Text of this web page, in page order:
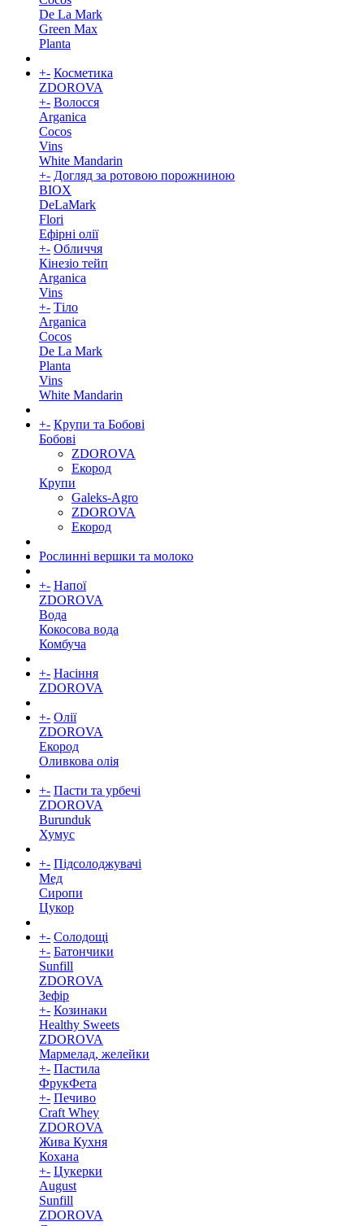
De La Mark
Green Max
Planta
+- Косметика
ZDOROVA
+- Волосся
Arganica
Cocos
Vins
White Mandarin
+- Догляд за ротовою порожниною
BIOX
DeLaMark
Flori
Ефірні олії
+- Обличчя
Кінезіо тейп
Arganica
Vins
+- Тіло
Arganica
Cocos
De La Mark
Planta
Vins
White Mandarin
+- Крупи та Бобові
Бобові
ZDOROVA
Екород
Крупи
Galeks-Agro
ZDOROVA
Екород
Рослинні вершки та молоко
+- Напої
ZDOROVA
Вода
Кокосова вода
Комбуча
+- Насіння
ZDOROVA
+- Олії
ZDOROVA
Екород
Оливкова олія
+- Пасти та урбечі
ZDOROVA
Burunduk
Хумус
+- Підсолоджувачі
Мед
Сиропи
Цукор
+- Солодощі
+- Батончики
Sunfill
ZDOROVA
Зефір
+- Козинаки
Healthy Sweets
ZDOROVA
Мармелад, желейки
+- Пастила
ФрукФета
+- Печиво
Craft Whey
ZDOROVA
Жива Кухня
Кохана
+- Цукерки
August
Sunfill
ZDOROVA